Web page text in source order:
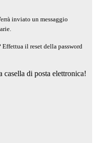
inviato un messaggio
Effettua il reset della password
di posta elettronica!